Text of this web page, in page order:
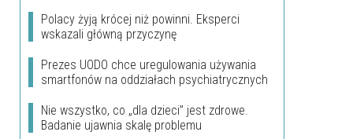
Polacy żyją krócej niż powinni. Eksperci
wskazali główną przyczynę
Prezes UODO chce uregulowania używania
smartfonów na oddziałach psychiatrycznych
Nie wszystko, co „dla dzieci” jest zdrowe.
Badanie ujawnia skalę problemu